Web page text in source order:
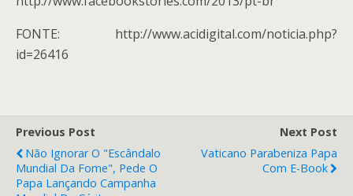
FONTE: http://www.acidigital.com/noticia.php?
id=26416
Previous Post
Não Ignorar O "escândalo
Mundial Da Fome", Pede O
Papa Lançando Campanha
Next Post
Vaticano Parabeniza Papa
Com E-Book